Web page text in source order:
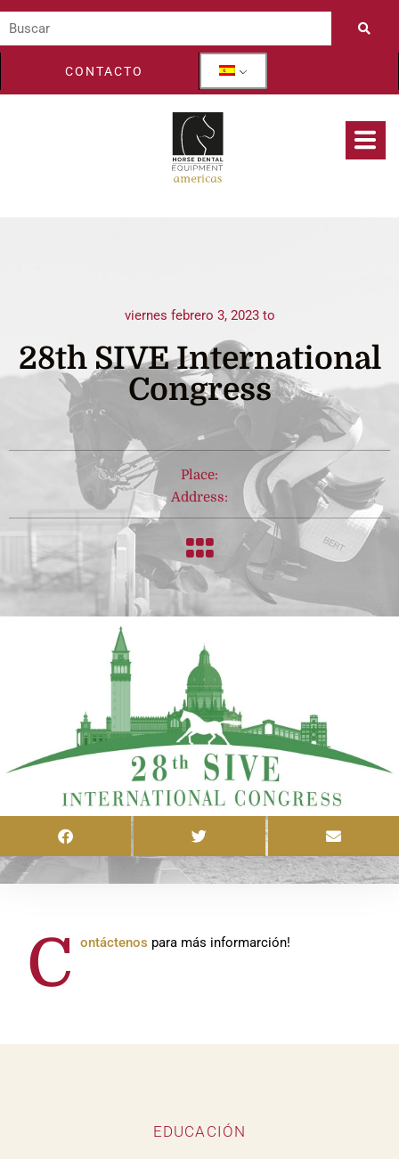
CONTACTO
viernes febrero 3, 2023 to
28th SIVE International
Congress
Place:
Address:
C ontáctenos para más informarción!
EDUCACIÓN